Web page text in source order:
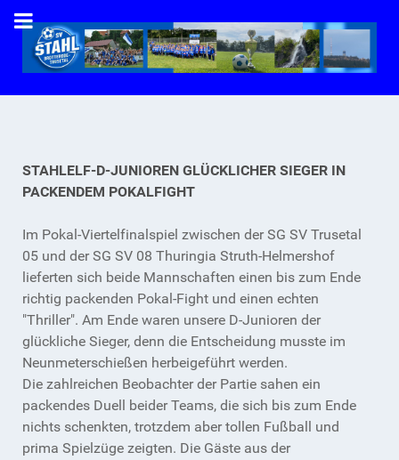
STAHLELF-D-JUNIOREN GLÜCKLICHER SIEGER IN
PACKENDEM POKALFIGHT
Im Pokal-Viertelfinalspiel zwischen der SG SV Trusetal
05 und der SG SV 08 Thuringia Struth-Helmershof
lieferten sich beide Mannschaften einen bis zum Ende
richtig packenden Pokal-Fight und einen echten
"Thriller". Am Ende waren unsere D-Junioren der
glückliche Sieger, denn die Entscheidung musste im
Neunmeterschießen herbeigeführt werden.
Die zahlreichen Beobachter der Partie sahen ein
packendes Duell beider Teams, die sich bis zum Ende
nichts schenkten, trotzdem aber tollen Fußball und
prima Spielzüge zeigten. Die Gäste aus der